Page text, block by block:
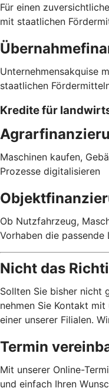
Für einen
mit staatlichen
Unternehmensakquise
staatlichen
Kredite für
Maschinen kaufen,
Prozesse digitalisieren
Ob Nutzfahrzeug,
Vorhaben die passende
Nicht das
Sollten Sie bisher nicht
nehmen Sie Kontakt
einer unserer Filialen.
Termin
Mit unserer Online-
und einfach Ihren